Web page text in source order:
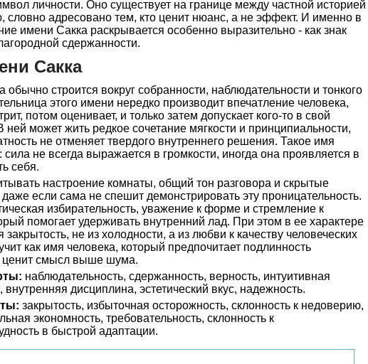
личности. Оно существует на границе между частной историей
словно адресовано тем, кто ценит нюанс, а не эффект. И именно в
имени Сакка раскрывается особенно выразительно - как знак
сдержанности.
Сакка
обычно строится вокруг собранности, наблюдательности и тонкого
этого имени нередко производит впечатление человека,
потом оценивает, и только затем допускает кого-то в свой
ней может жить редкое сочетание мягкости и принципиальности,
не отменяет твердого внутреннего решения. Такое имя
не всегда выражается в громкости, иногда она проявляется в
себя.
настроение комнаты, общий тон разговора и скрытые
если сама не спешит демонстрировать эту проницательность.
избирательность, уважение к форме и стремление к
помогает удерживать внутренний лад. При этом в ее характере
не из холодности, а из любви к качеству человеческих
как имя человека, который предпочитает подлинность
ценит смысл выше шума.
наблюдательность, сдержанность, верность, интуитивная
внутренняя дисциплина, эстетический вкус, надежность.
закрытость, избыточная осторожность, склонность к недоверию,
экономность, требовательность, склонность к
в быстрой адаптации.